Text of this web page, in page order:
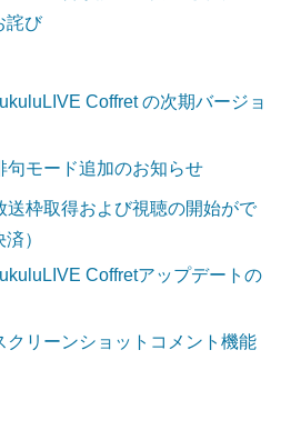
詫び
Coffret の次期バージョ
句モード追加のお知らせ
送枠取得および視聴の開始がで
）
Coffretアップデートの
クリーンショットコメント機能